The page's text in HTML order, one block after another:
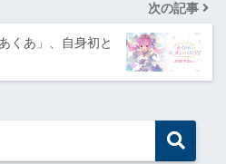
次の記事
くあ」、自身初と